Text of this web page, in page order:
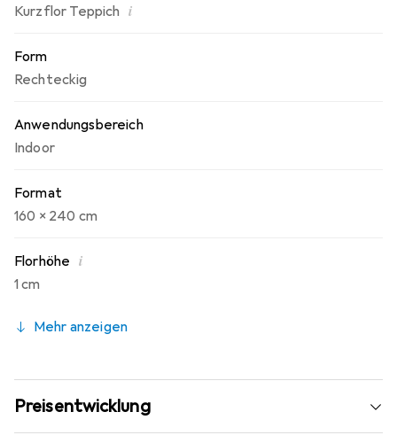
Kurzflor Teppich i
Form
Rechteckig
Anwendungsbereich
Indoor
Format
160 x 240 cm
Florhöhe i
1 cm
Mehr anzeigen
Preisentwicklung